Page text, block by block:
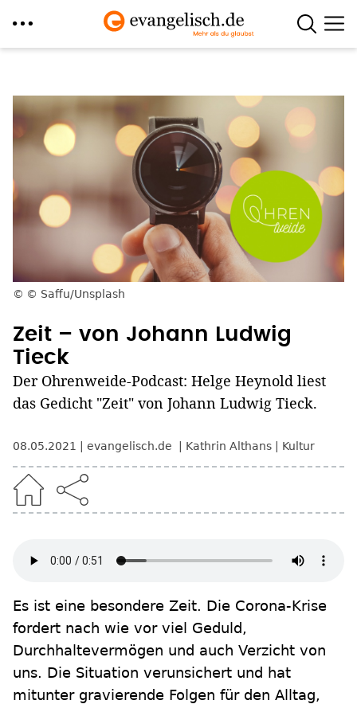
Inhalt
© Saffu/Unsplash
Zeit – von Johann Ludwig
Tieck
Der Ohrenweide-Podcast: Helge Heynold liest
das Gedicht "Zeit" von Johann Ludwig Tieck.
08.05.2021 evangelisch.de Kathrin Althans Kultur
Es ist eine besondere Zeit. Die Corona-Krise
fordert nach wie vor viel Geduld,
Durchhaltevermögen und auch Verzicht von
uns. Die Situation verunsichert und hat
mitunter gravierende Folgen für den Alltag,